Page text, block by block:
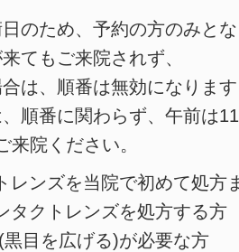
のため、予約の方のみと
てもご来院されず、
は、順番は無効になりま
順番に関わらず、午前は
来院ください。
レンズを当院で初めて処方
タクトレンズを処方する方
目を広げる)が必要な方